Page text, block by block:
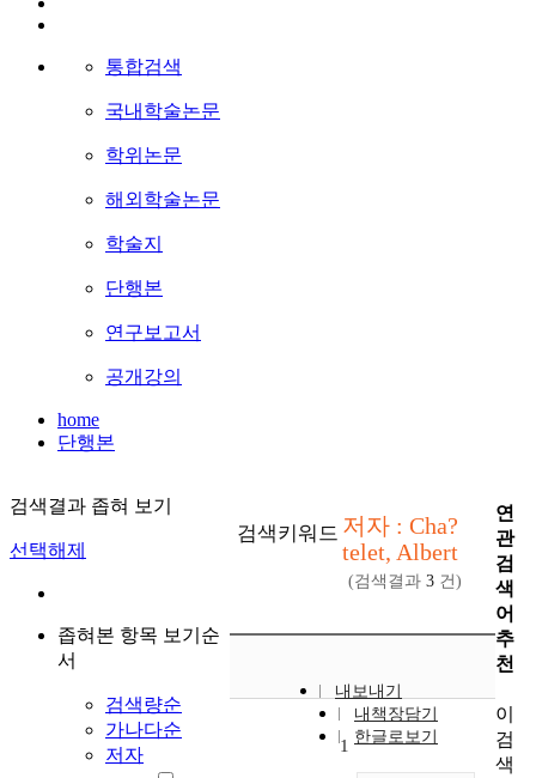
통합검색
국내학술논문
학위논문
해외학술논문
학술지
단행본
연구보고서
공개강의
home
단행본
검색결과 좁혀 보기
선택해제
좁혀본 항목 보기순
서
검색량순
가나다순
저자
검색키워드 저자 : Cha?
telet, Albert
(검색결과 3 건)
내보내기
내책장담기
한글로보기
1
연
관
검
색
어
추
천
이
검
색